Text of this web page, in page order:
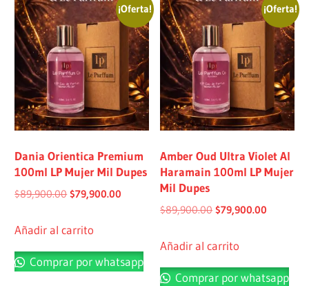
¡Oferta!
Dania Orientica Premium
100ml LP Mujer Mil Dupes
$89,900.00 $79,900.00
Añadir al carrito
Comprar por whatsapp
¡Oferta!
Amber Oud Ultra Violet Al
Haramain 100ml LP Mujer
Mil Dupes
$89,900.00 $79,900.00
Añadir al carrito
Comprar por whatsapp